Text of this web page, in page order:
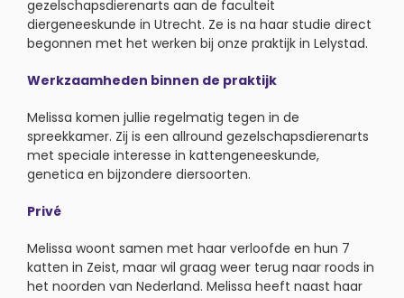
gezelschapsdierenarts aan de faculteit
diergeneeskunde in Utrecht. Ze is na haar studie direct
begonnen met het werken bij onze praktijk in Lelystad.
Werkzaamheden binnen de praktijk
Melissa komen jullie regelmatig tegen in de
spreekkamer. Zij is een allround gezelschapsdierenarts
met speciale interesse in kattengeneeskunde,
genetica en bijzondere diersoorten.
Privé
Melissa woont samen met haar verloofde en hun 7
katten in Zeist, maar wil graag weer terug naar roods in
het noorden van Nederland. Melissa heeft naast haar